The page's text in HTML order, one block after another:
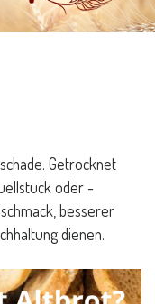
Getrocknet
oder -
besserer
dienen.